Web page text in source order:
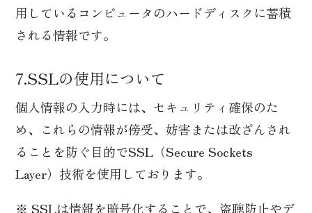
用しているコンピュータのハードディスクに蓄積
される情報です。
7.SSLの使用について
個人情報の入力時には、セキュリティ確保のた
め、これらの情報が傍受、妨害または改ざんされ
ることを防ぐ目的でSSL（Secure Sockets
Layer）技術を使用しております。
※ SSLは情報を暗号化することで、盗聴防止やデ